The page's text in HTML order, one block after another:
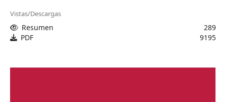
Vistas/Descargas
Resumen
289
PDF
9195